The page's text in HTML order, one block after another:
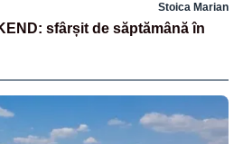
Stoica Marian
sfârșit de săptămână în